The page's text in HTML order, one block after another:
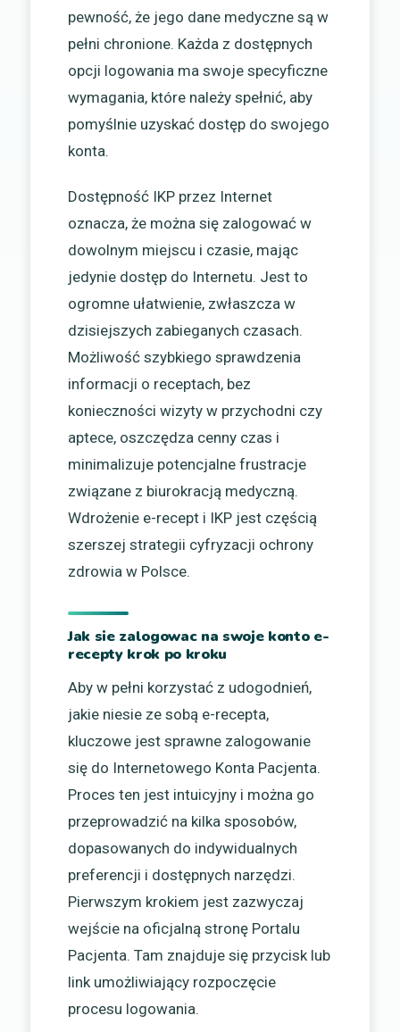
pewność, że jego dane medyczne są w
pełni chronione. Każda z dostępnych
opcji logowania ma swoje specyficzne
wymagania, które należy spełnić, aby
pomyślnie uzyskać dostęp do swojego
konta.
Dostępność IKP przez Internet
oznacza, że można się zalogować w
dowolnym miejscu i czasie, mając
jedynie dostęp do Internetu. Jest to
ogromne ułatwienie, zwłaszcza w
dzisiejszych zabieganych czasach.
Możliwość szybkiego sprawdzenia
informacji o receptach, bez
konieczności wizyty w przychodni czy
aptece, oszczędza cenny czas i
minimalizuje potencjalne frustracje
związane z biurokracją medyczną.
Wdrożenie e-recept i IKP jest częścią
szerszej strategii cyfryzacji ochrony
zdrowia w Polsce.
Jak sie zalogowac na swoje konto e-
recepty krok po kroku
Aby w pełni korzystać z udogodnień,
jakie niesie ze sobą e-recepta,
kluczowe jest sprawne zalogowanie
się do Internetowego Konta Pacjenta.
Proces ten jest intuicyjny i można go
przeprowadzić na kilka sposobów,
dopasowanych do indywidualnych
preferencji i dostępnych narzędzi.
Pierwszym krokiem jest zazwyczaj
wejście na oficjalną stronę Portalu
Pacjenta. Tam znajduje się przycisk lub
link umożliwiający rozpoczęcie
procesu logowania.